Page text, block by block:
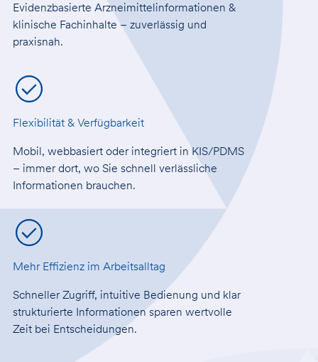
Evidenzbasierte Arzneimittelinformationen &
klinische Fachinhalte – zuverlässig und
praxisnah.
Flexibilität & Verfügbarkeit
Mobil, webbasiert oder integriert in KIS/PDMS
– immer dort, wo Sie schnell verlässliche
Informationen brauchen.
Mehr Effizienz im Arbeitsalltag
Schneller Zugriff, intuitive Bedienung und klar
strukturierte Informationen sparen wertvolle
Zeit bei Entscheidungen.